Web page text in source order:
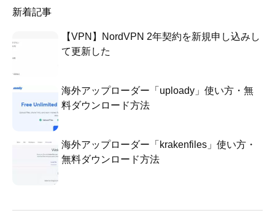
新着記事
【VPN】NordVPN 2年契約を新規申し込みし
て更新した
海外アップローダー「uploady」使い方・無
料ダウンロード方法
海外アップローダー「krakenfiles」使い方・
無料ダウンロード方法